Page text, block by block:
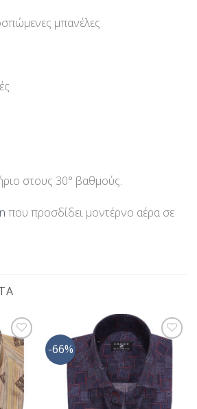
μπανέλες
στους 30° βαθμούς.
που προσδίδει μοντέρνο αέρα σε
Λίστα
-66%
Προσθήκη
στη Λίστα
Επιθυμίας